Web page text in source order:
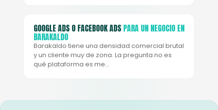
GOOGLE ADS O FACEBOOK ADS PARA UN NEGOCIO EN
BARAKALDO
Barakaldo tiene una densidad comercial brutal
y un cliente muy de zona. La pregunta no es
qué plataforma es me…